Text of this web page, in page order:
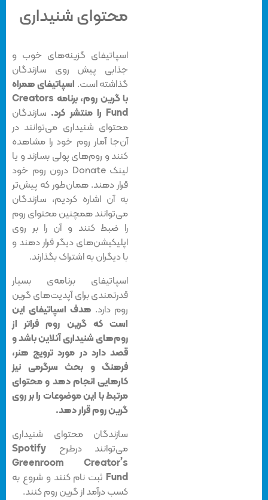
محتوای شنیداری
اسپاتیفای گزینه‌های خوب و
جذابی پیش روی سازندگان
گذاشته است.اسپاتیفای همراه
با گرین روم، برنامه Creators
Fund را منتشر کرد.
سازندگان
محتوای شنیداری می‌توانند در
آن‌جا آمار روم خود را مشاهده
کنند و روم‌های پولی بسازند و یا
لینک Donate درون روم خود
قرار دهند. همان‌طور که پیش‌تر
به آن اشاره کردیم، سازندگان
می‌توانند همچنین محتوای روم
را ضبط کنند و آن را بر روی
اپلیکیشن‌های دیگر قرار دهند و
با دیگران به اشتراک بگذارند.
اسپاتیفای برنامه‌ی بسیار
قدرتمندی برای آپدیت‌های گرین
روم دارد. هدف اسپاتیفای این
است که گرین روم فراتر از
روم‌های شنیداری آنلاین باشد و
قصد دارد در مورد ترویج هنر،
فرهنگ و بحث سرگرمی نیز
کارهایی انجام دهد و محتوای
مرتبط با این موضوعات را بر روی
گرین روم قرار دهد.
سازندگان محتوای شنیداری
می‌توانند درطرحSpotify
Greenroom Creator’s
Fundثبت نام کنند و شروع به
کسب درآمد از گرین روم کنند.